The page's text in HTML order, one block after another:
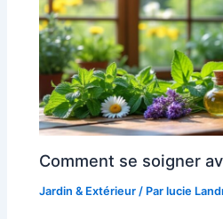
Comment se soigner
Jardin & Extérieur / Parlucie